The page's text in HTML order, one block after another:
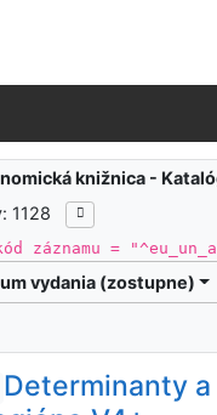
knižnica -
1128
záznamu =
vydania (zostupne)
Determinanty